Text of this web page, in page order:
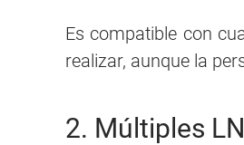
Es compatible con
realizar, aunque la
2. Múltiples